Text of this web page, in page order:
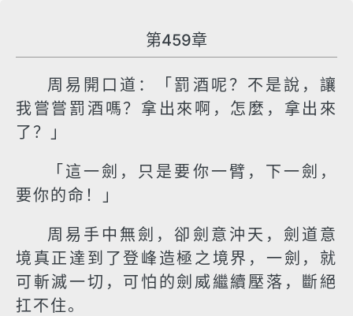
第459章
周易開口道：「罰酒呢？不是說，讓
我嘗嘗罰酒嗎？拿出來啊，怎麼，拿出來
了？」
「這一劍，只是要你一臂，下一劍，
要你的命！」
周易手中無劍，卻劍意沖天，劍道意
境真正達到了登峰造極之境界，一劍，就
可斬滅一切，可怕的劍威繼續壓落，斷絕
扛不住。